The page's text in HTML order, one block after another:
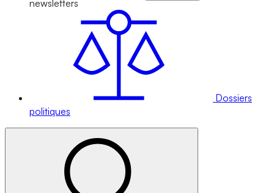
newsletters
Dossiers
politiques